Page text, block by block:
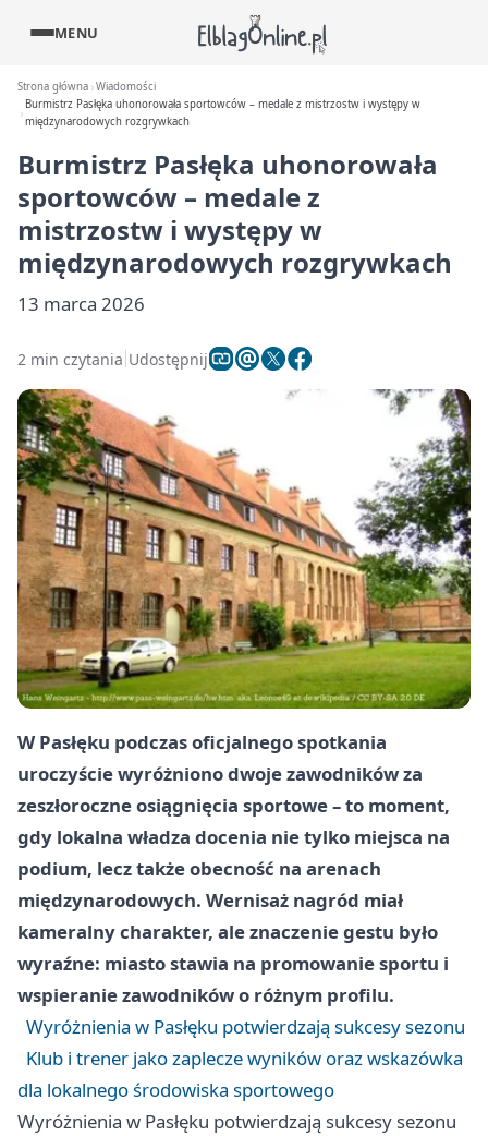
MENU
Strona główna Wiadomości
Burmistrz Pasłęka uhonorowała sportowców – medale z mistrzostw i występy w
międzynarodowych rozgrywkach
Burmistrz Pasłęka uhonorowała
sportowców – medale z
mistrzostw i występy w
międzynarodowych rozgrywkach
13 marca 2026
2 min czytania Udostępnij
W Pasłęku podczas oficjalnego spotkania
uroczyście wyróżniono dwoje zawodników za
zeszłoroczne osiągnięcia sportowe – to moment,
gdy lokalna władza docenia nie tylko miejsca na
podium, lecz także obecność na arenach
międzynarodowych. Wernisaż nagród miał
kameralny charakter, ale znaczenie gestu było
wyraźne: miasto stawia na promowanie sportu i
wspieranie zawodników o różnym profilu.
Wyróżnienia w Pasłęku potwierdzają sukcesy sezonu
Klub i trener jako zaplecze wyników oraz wskazówka
dla lokalnego środowiska sportowego
Wyróżnienia w Pasłęku potwierdzają sukcesy sezonu